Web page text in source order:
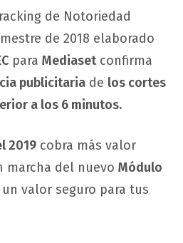
de Notoriedad
de 2018 elaborado
para Mediasetconfirma
publicitaria de los cortes
a los 6 minutos.
2019 cobra más valor
marcha del nuevo Módulo
un valor seguro para tus